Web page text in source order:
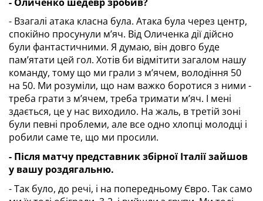
- Взагалі атака класна була. Атака була через центр,
спокійно просунули м’яч. Від Оличенка дії дійсно
були фантастичними. Я думаю, він довго буде
пам’ятати цей гол. Хотів би відмітити загалом нашу
команду, тому що ми грали з м’ячем, володіння 50
на 50. Ми розуміли, що нам важко боротися з ними -
треба грати з м’ячем, треба тримати м’яч. І мені
здається, це у нас виходило. На жаль, в третій зоні
були певні проблеми, але все одно хлопці молодці і
робили саме те, що ми просили.
- Після матчу представник збірної Італії зайшов
у вашу роздягальню.
- Так було, до речі, і на попередньому Євро. Так само